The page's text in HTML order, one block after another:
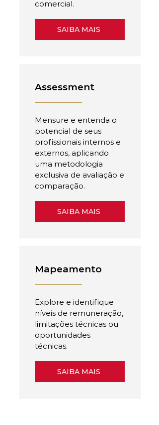
comercial.
SAIBA MAIS
Assessment
Mensure e entenda o
potencial de seus
profissionais internos e
externos, aplicando
uma metodologia
exclusiva de avaliação e
comparação.
SAIBA MAIS
Mapeamento
Explore e identifique
níveis de remuneração,
limitações técnicas ou
oportunidades
técnicas.
SAIBA MAIS